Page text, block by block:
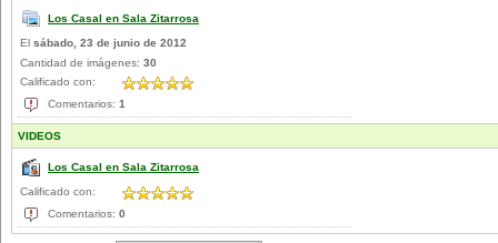
Los Casal en Sala Zitarrosa
El sábado, 23 de junio de 2012
Cantidad de imágenes: 30
Calificado con:
Comentarios: 1
VIDEOS
Los Casal en Sala Zitarrosa
Calificado con:
Comentarios: 0